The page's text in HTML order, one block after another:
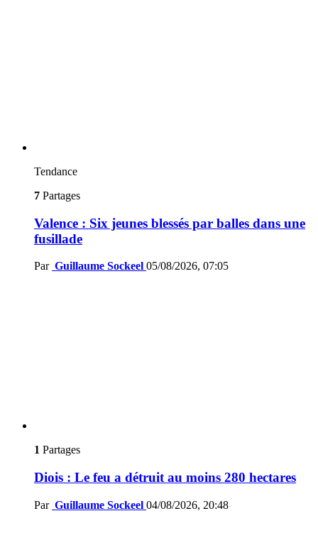
Tendance
7 Partages
Valence : Six jeunes blessés par balles dans une
fusillade
Par Guillaume Sockeel 05/08/2026, 07:05
1 Partages
Diois : Le feu a détruit au moins 280 hectares
Par Guillaume Sockeel 04/08/2026, 20:48